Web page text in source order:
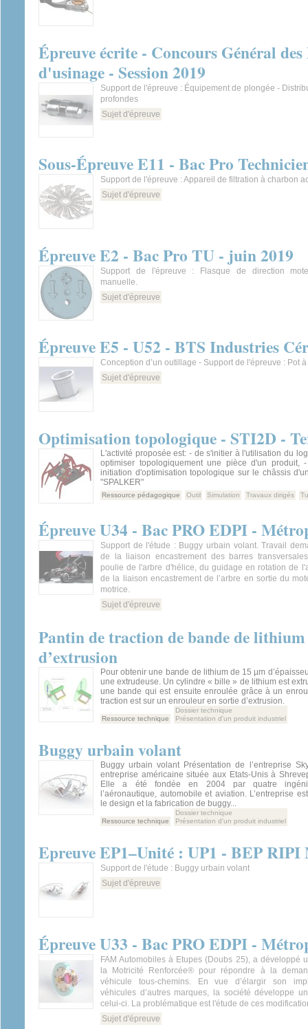
Épreuve écrite - Concours Général
d'usinage - Session 2019
Support de l'épreuve : Équipement de plongée -
profondes
Sujet d'épreuve
Sous-Épreuve E11 - Bac Pro
Support de l'épreuve : Appareil de filtration à charbon
Sujet d'épreuve
Épreuve E2 - Bac Pro TU - juin 2019
Support de l'épreuve : Flasque de direction
manuelle.
Sujet d'épreuve
Épreuve E5 - U52 - BTS Industries
Conception d’un outillage - Support de l'épreuve : Pot
Sujet d'épreuve
Optimisation topologique - STI2D -
L'activité proposée est: - de s'initier à l'utilisation du
optimiser topologiquement une pièce d'un produit,
initiation d'optimisation topologique sur le châssis
"SPALKER"
Ressource pédagogique Outil Simulation Travaux dirigés
Épreuve U34 - Bac PRO EDPI -
Support de l'étude : Buggy urbain volant. Travail
de la liaison encastrement des barres
poulie de l'arbre d'hélice, du guidage en rotation de
de la liaison encastrement de l’arbre en sortie du
motrice.
Sujet d'épreuve
Pantin de traction de bande de
d’extrusion
Pour obtenir une bande de lithium de 15 µm
une extrudeuse. Un cylindre « bille » de lithium est
une bande qui est ensuite enroulée grâce à un
traction est sur un enrouleur en sortie d’extrusion.
Ressource technique
Dossier technique
Présentation d'un produit industriel
Buggy urbain volant
Buggy urbain volant Présentation de l’entreprise
entreprise américaine située aux Etats-Unis à
Elle a été fondée en 2004 par quatre
l’aéronautique, automobile et aviation. L’entreprise
le design et la fabrication de buggy...
Ressource technique
Dossier technique
Présentation d'un produit industriel
Epreuve EP1–Unité : UP1 - BEP
Support de l'étude : Buggy urbain volant
Sujet d'épreuve
Épreuve U33 - Bac PRO EDPI -
FAM Automobiles à Etupes (Doubs 25), a développé
la Motricité Renforcée® pour répondre à la
véhicule tous-chemins. En vue d’élargir son
véhicules d’autres marques, la société développe
celui-ci. La problématique est l'étude de ces
Sujet d'épreuve